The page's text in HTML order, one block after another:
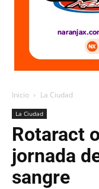
Inicio La Ciudad
La Ciudad
Rotaract
jornada
sangre